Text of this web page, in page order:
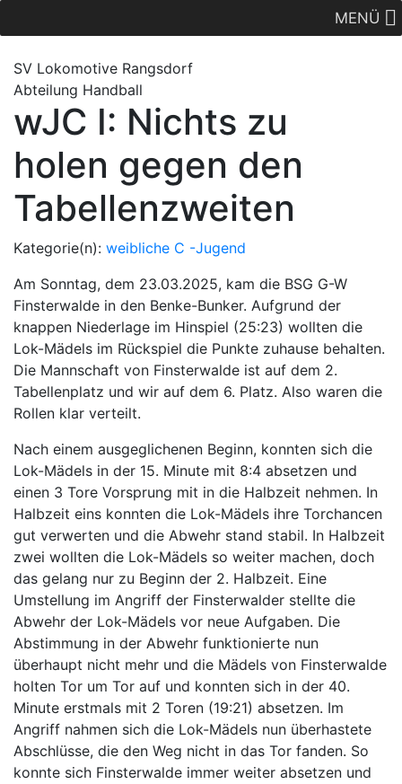
MENÜ
SV Lokomotive Rangsdorf
Abteilung Handball
wJC I: Nichts zu
holen gegen den
Tabellenzweiten
Kategorie(n): weibliche C -Jugend
Am Sonntag, dem 23.03.2025, kam die BSG G-W
Finsterwalde in den Benke-Bunker. Aufgrund der
knappen Niederlage im Hinspiel (25:23) wollten die
Lok-Mädels im Rückspiel die Punkte zuhause behalten.
Die Mannschaft von Finsterwalde ist auf dem 2.
Tabellenplatz und wir auf dem 6. Platz. Also waren die
Rollen klar verteilt.
Nach einem ausgeglichenen Beginn, konnten sich die
Lok-Mädels in der 15. Minute mit 8:4 absetzen und
einen 3 Tore Vorsprung mit in die Halbzeit nehmen. In
Halbzeit eins konnten die Lok-Mädels ihre Torchancen
gut verwerten und die Abwehr stand stabil. In Halbzeit
zwei wollten die Lok-Mädels so weiter machen, doch
das gelang nur zu Beginn der 2. Halbzeit. Eine
Umstellung im Angriff der Finsterwalder stellte die
Abwehr der Lok-Mädels vor neue Aufgaben. Die
Abstimmung in der Abwehr funktionierte nun
überhaupt nicht mehr und die Mädels von Finsterwalde
holten Tor um Tor auf und konnten sich in der 40.
Minute erstmals mit 2 Toren (19:21) absetzen. Im
Angriff nahmen sich die Lok-Mädels nun überhastete
Abschlüsse, die den Weg nicht in das Tor fanden. So
konnte sich Finsterwalde immer weiter absetzen und